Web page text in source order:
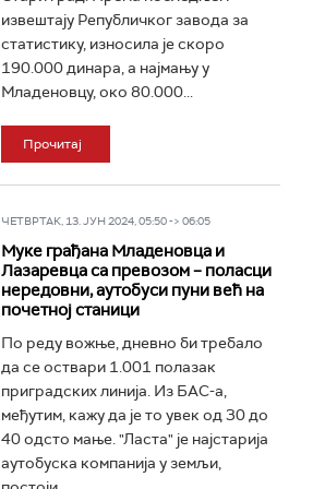
извештају Републичког завода за
статистику, износила је скоро
190.000 динара, а најмању у
Младеновцу, око 80.000...
Прочитај
ЧЕТВРТАК, 13. ЈУН 2024, 05:50 -> 06:05
Муке грађана Младеновца и
Лазаревца са превозом – поласци
нередовни, аутобуси пуни већ на
почетној станици
По реду вожње, дневно би требало
да се оствари 1.001 полазак
приградских линија. Из БАС-а,
међутим, кажу да је то увек од 30 до
40 одсто мање. "Ласта" је најстарија
аутобуска компанија у земљи,